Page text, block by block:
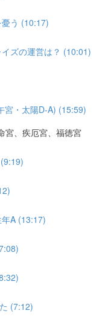
う (10:17)
ズの運営は？ (10:01)
宮・太陽D-A) (15:59)
宮、疾厄宮、福徳宮
A (13:17)
(7:12)